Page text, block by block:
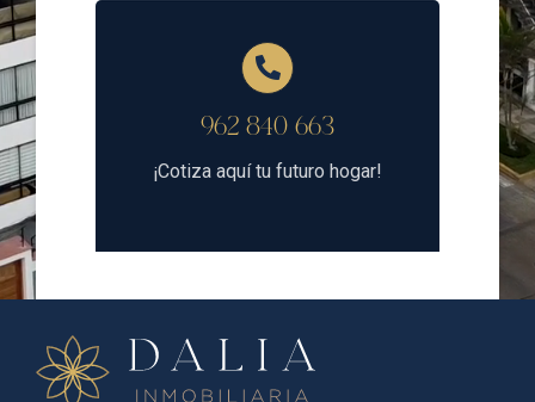
962 840 663
¡Cotiza aquí tu futuro hogar!